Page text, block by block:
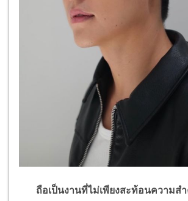
ถือเป็นงานที่ไม่เพียงสะท้อนความส